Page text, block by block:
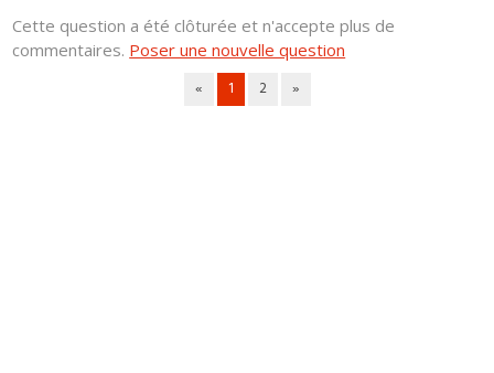
Cette question a été clôturée et n'accepte plus de
commentaires. Poser une nouvelle question
« 1 2 »